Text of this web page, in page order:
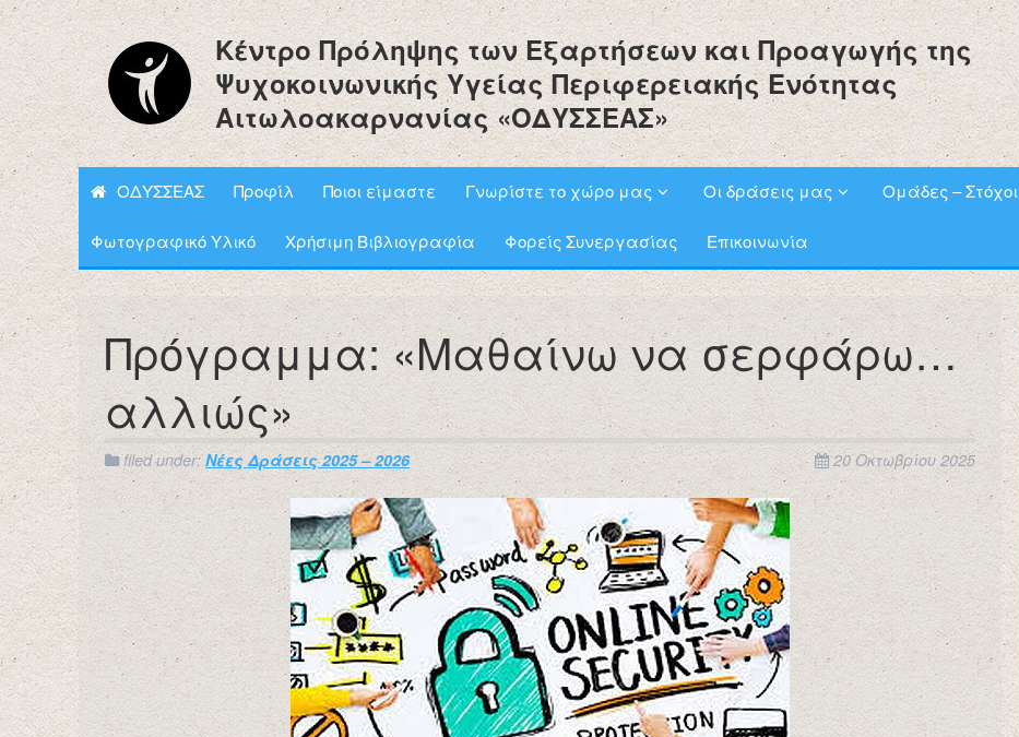
Κέντρο Πρόληψης των Εξαρτήσεων και Προαγωγής της
Ψυχοκοινωνικής Υγείας Περιφερειακής Ενότητας
Αιτωλοακαρνανίας «ΟΔΥΣΣΕΑΣ»
ΟΔΥΣΣΕΑΣ Προφίλ Ποιοι είμαστε Γνωρίστε το χώρο μας Οι δράσεις μας Ομάδες – Στόχοι
Φωτογραφικό Υλικό Χρήσιμη Βιβλιογραφία Φορείς Συνεργασίας Επικοινωνία
Πρόγραμμα: «Μαθαίνω να σερφάρω…
αλλιώς»
20 Οκτωβρίου 2025
filed under:Νέες Δράσεις 2025 – 2026